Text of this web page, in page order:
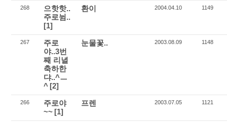
268
으핫핫..
주로뉨..
[1]
환이 2004.04.10 1149
267
주로
야..3번
째 리녈
축하한
댜..^ㅡ
^ [2]
눈물꽃.. 2003.08.09 1148
266
주로야
~~ [1]
프렌 2003.07.05 1121